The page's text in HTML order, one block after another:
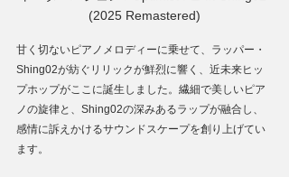
(2025 Remastered)
甘く切ないピアノメロディーに乗せて、ラッパー・
Shing02が紡ぐリリックが鮮烈に響く、近未来ヒッ
プホップがここに誕生しました。繊細で美しいピア
ノの旋律と、Shing02の深みあるラップが融合し、
感情に訴えかけるサウンドスケープを創り上げてい
ます。